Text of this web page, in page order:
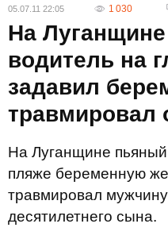
05.07.11 22:05 1 030
На
водитель на
задавил
травмировал
На Луганщине
пляже беременную
травмировал
десятилетнего сына.